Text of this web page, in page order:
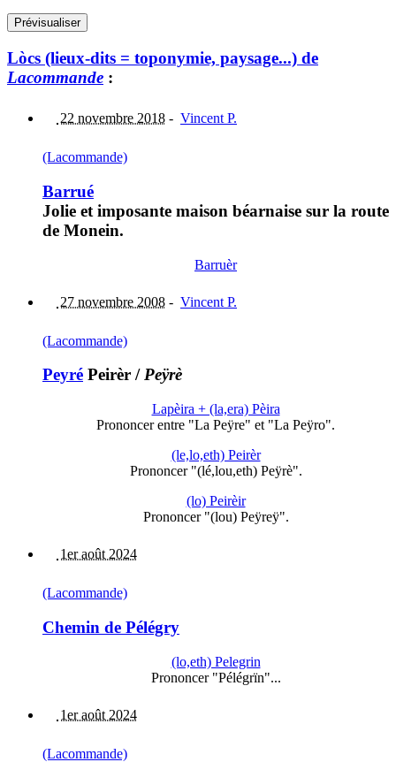
Lòcs (lieux-dits = toponymie, paysage...) de
Lacommande :
22 novembre 2018 - Vincent P.
(Lacommande)
Barrué
Jolie et imposante maison béarnaise sur la route
de Monein.
Barruèr
27 novembre 2008 - Vincent P.
(Lacommande)
Peyré Peirèr /Peÿrè
Lapèira + (la,era) Pèira
Prononcer entre "La Peÿre" et "La Peÿro".
(le,lo,eth) Peirèr
Prononcer "(lé,lou,eth) Peÿrè".
(lo) Peirèir
Prononcer "(lou) Peÿreÿ".
1er août 2024
(Lacommande)
Chemin de Pélégry
(lo,eth) Pelegrin
Prononcer "Pélégrïn"...
1er août 2024
(Lacommande)